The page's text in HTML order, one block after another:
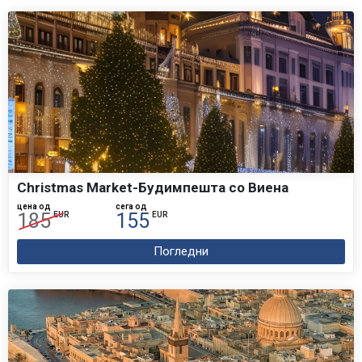
не е одреден друг рок. Доколку патникот во рокот
кој е предвиден со договорот, програмот на
патување или со општите услови на патување не ја
изврши уплатата во целост, организаторот ќе смета
дека патникот се откажува од аранжманот и ќе ги
наплати трошоците за отказ на аранжманот
согласно на Член 10 Откажување од патувањето од
страна на патникот.
ПРАВА И ОБВРСКИ НА ОРГАНИЗАТОРОТ НА
Организаторот на патувањата е должен пред се да
се однесува со внимание како во поглед на услугата
така и со одбирањето на лицата на кои им е
поверено извршувањето на поедини услуги и да се
грижи за интересот на патниците согласно
професионалните принципи во туризмот. Покрај тоа
организаторот на патувањето е должен да:
Christmas Market-Будимпешта со Виена
цена од
185 EUR
сега од
155 EUR
Погледни